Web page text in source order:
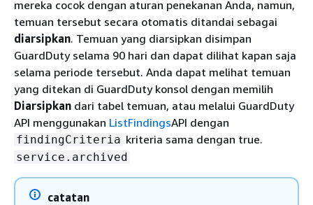
mereka cocok dengan aturan penekanan Anda, namun,
temuan tersebut secara otomatis ditandai sebagai
diarsipkan. Temuan yang diarsipkan disimpan
GuardDuty selama 90 hari dan dapat dilihat kapan saja
selama periode tersebut. Anda dapat melihat temuan
yang ditekan di GuardDuty konsol dengan memilih
Diarsipkan dari tabel temuan, atau melalui GuardDuty
API menggunakan ListFindingsAPI dengan
findingCriteria kriteria sama dengan true.
service.archived
catatan